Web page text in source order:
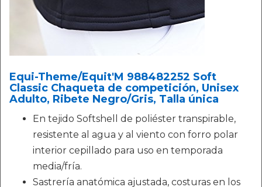
Equi-Theme/Equit'M 988482252 Soft
Classic Chaqueta de competición, Unisex
Adulto, Ribete Negro/Gris, Talla única
En tejido Softshell de poliéster transpirable,
resistente al agua y al viento con forro polar
interior cepillado para uso en temporada
media/fría.
Sastrería anatómica ajustada, costuras en los